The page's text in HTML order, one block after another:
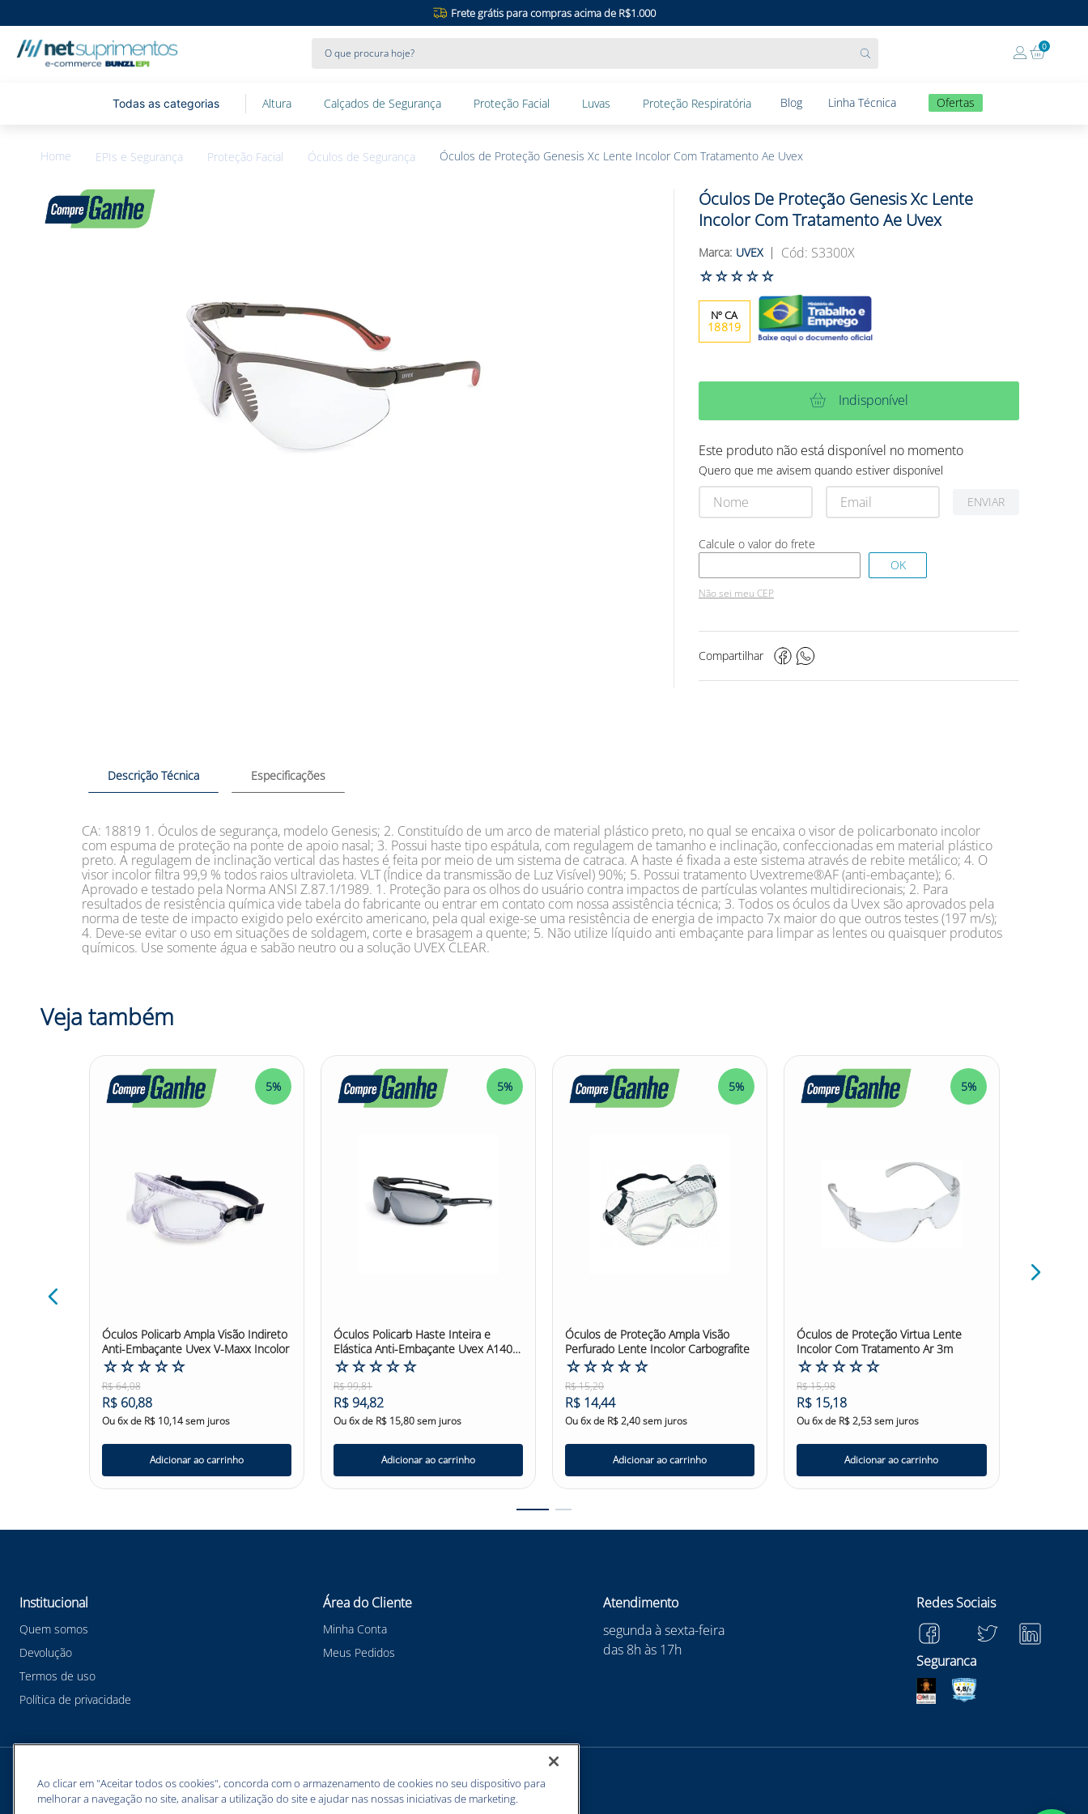
Frete grátis para compras acima de R$1.000
0
Altura Calçados de Segurança Proteção Facial Luvas Proteção Respiratória Blog Linha Técnica Ofertas
EPIs e Segurança Proteção Facial Óculos de Segurança Óculos de Proteção Genesis Xc Lente Incolor Com Tratamento Ae Uvex
Óculos De Proteção Genesis Xc Lente
Incolor Com Tratamento Ae Uvex
UVEX : S3300X
☆☆☆☆☆
18819
Indisponível
Este produto não está disponível no momento
Quero que me avisem quando estiver disponível
ENVIAR
Não sei meu CEP
Compartilhar
Descrição Técnica Especificações
CA: 18819 1. Óculos de segurança, modelo Genesis; 2. Constituído de um arco de material plástico preto, no qual se encaixa o visor de policarbonato incolor
com espuma de proteção na ponte de apoio nasal; 3. Possui haste tipo espátula, com regulagem de tamanho e inclinação, confeccionadas em material plástico
preto. A regulagem de inclinação vertical das hastes é feita por meio de um sistema de catraca. A haste é fixada a este sistema através de rebite metálico; 4. O
visor incolor filtra 99,9 % todos raios ultravioleta. VLT (Índice da transmissão de Luz Visível) 90%; 5. Possui tratamento Uvextreme®AF (anti-embaçante); 6.
Aprovado e testado pela Norma ANSI Z.87.1/1989. 1. Proteção para os olhos do usuário contra impactos de partículas volantes multidirecionais; 2. Para
resultados de resistência química vide tabela do fabricante ou entrar em contato com nossa assistência técnica; 3. Todos os óculos da Uvex são aprovados pela
norma de teste de impacto exigido pelo exército americano, pela qual exige-se uma resistência de energia de impacto 7x maior do que outros testes (197 m/s);
4. Deve-se evitar o uso em situações de soldagem, corte e brasagem a quente; 5. Não utilize líquido anti embaçante para limpar as lentes ou quaisquer produtos
químicos. Use somente água e sabão neutro ou a solução UVEX CLEAR.
Veja também
5%
Óculos Policarb Ampla Visão Indireto
Anti-Embaçante Uvex V-Maxx Incolor
☆☆☆☆☆
R$64,08
R$ 60,88
Ou6x de R$ 10,14sem juros
Adicionar ao carrinho
5%
Óculos Policarb Haste Inteira e
Elástica Anti-Embaçante Uvex A1400
Espelhado
☆☆☆☆☆
R$99,81
R$94,82
Ou6x de R$ 15,80sem juros
Adicionar ao carrinho
5%
Óculos de Proteção Ampla Visão
Perfurado Lente Incolor Carbografite
☆☆☆☆☆
R$15,20
R$ 14,44
Ou6x de R$2,40sem juros
Adicionar ao carrinho
5%
Óculos de Proteção Virtua Lente
Incolor Com Tratamento Ar 3m
☆☆☆☆☆
R$15,98
R$ 15,18
Ou6x de R$2,53sem juros
Adicionar ao carrinho
Institucional
Quem somos
Devolução
Termos de uso
Política de privacidade
Área do Cliente
Minha Conta
Meus Pedidos
Atendimento
segunda à sexta-feira
das 8h às 17h
Redes Sociais
Seguranca
Meios de pagamentos
Ao clicar em "Aceitar todos os cookies", concorda com o armazenamento de cookies no seu dispositivo para
melhorar a navegação no site, analisar a utilização do site e ajudar nas nossas iniciativas de marketing.